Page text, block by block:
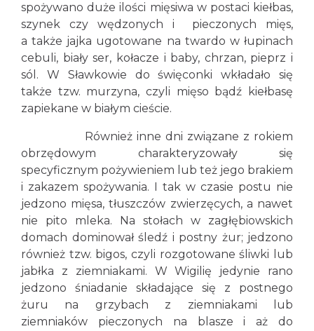
spożywano duże ilości mięsiwa w postaci kiełbas,
szynek czy wędzonych i pieczonych mięs,
a także jajka ugotowane na twardo w łupinach
cebuli, biały ser, kołacze i baby, chrzan, pieprz i
sól. W Sławkowie do święconki wkładało się
także tzw. murzyna, czyli mięso bądź kiełbasę
zapiekane w białym cieście.
Również inne dni związane z rokiem
obrzędowym charakteryzowały się
specyficznym pożywieniem lub też jego brakiem
i zakazem spożywania. I tak w czasie postu nie
jedzono mięsa, tłuszczów zwierzęcych, a nawet
nie pito mleka. Na stołach w zagłębiowskich
domach dominował śledź i postny żur; jedzono
również tzw. bigos, czyli rozgotowane śliwki lub
jabłka z ziemniakami. W Wigilię jedynie rano
jedzono śniadanie składające się z postnego
żuru na grzybach z ziemniakami lub
ziemniaków pieczonych na blasze i aż do